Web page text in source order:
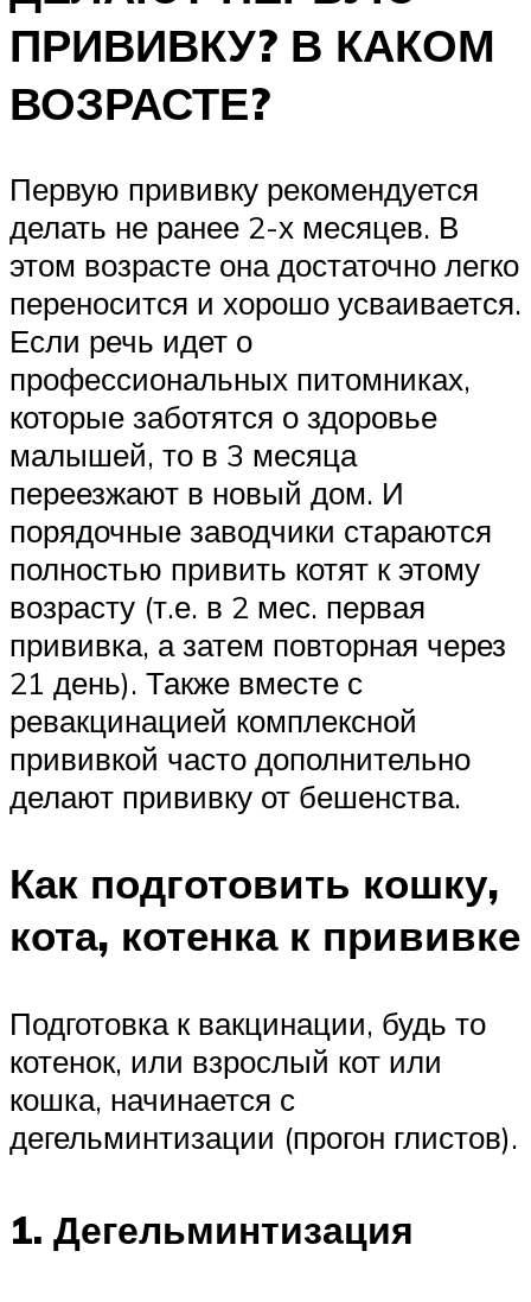
ПРИВИВКУ? В КАКОМ
ВОЗРАСТЕ?
Первую прививку рекомендуется
делать не ранее 2-х месяцев. В
этом возрасте она достаточно легко
переносится и хорошо усваивается.
Если речь идет о
профессиональных питомниках,
которые заботятся о здоровье
малышей, то в 3 месяца
переезжают в новый дом. И
порядочные заводчики стараются
полностью привить котят к этому
возрасту (т.е. в 2 мес. первая
прививка, а затем повторная через
21 день). Также вместе с
ревакцинацией комплексной
прививкой часто дополнительно
делают прививку от бешенства.
Как подготовить кошку,
кота, котенка к прививке
Подготовка к вакцинации, будь то
котенок, или взрослый кот или
кошка, начинается с
дегельминтизации (прогон глистов).
1. Дегельминтизация